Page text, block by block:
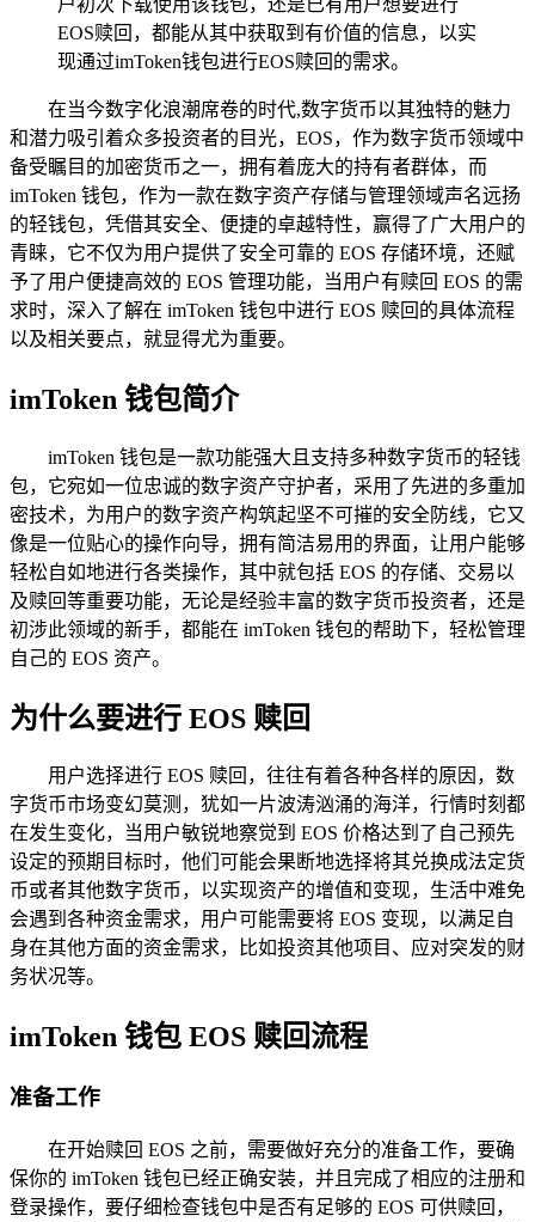
EOS赎回，都能从其中获取到有价值的信息，以实
现通过imToken钱包进行EOS赎回的需求。
在当今数字化浪潮席卷的时代,数字货币以其独特的魅力
和潜力吸引着众多投资者的目光，EOS，作为数字货币领域中
备受瞩目的加密货币之一，拥有着庞大的持有者群体，而
imToken 钱包，作为一款在数字资产存储与管理领域声名远扬
的轻钱包，凭借其安全、便捷的卓越特性，赢得了广大用户的
青睐，它不仅为用户提供了安全可靠的 EOS 存储环境，还赋
予了用户便捷高效的 EOS 管理功能，当用户有赎回 EOS 的需
求时，深入了解在 imToken 钱包中进行 EOS 赎回的具体流程
以及相关要点，就显得尤为重要。
imToken 钱包简介
imToken 钱包是一款功能强大且支持多种数字货币的轻钱
包，它宛如一位忠诚的数字资产守护者，采用了先进的多重加
密技术，为用户的数字资产构筑起坚不可摧的安全防线，它又
像是一位贴心的操作向导，拥有简洁易用的界面，让用户能够
轻松自如地进行各类操作，其中就包括 EOS 的存储、交易以
及赎回等重要功能，无论是经验丰富的数字货币投资者，还是
初涉此领域的新手，都能在 imToken 钱包的帮助下，轻松管理
自己的 EOS 资产。
为什么要进行 EOS 赎回
用户选择进行 EOS 赎回，往往有着各种各样的原因，数
字货币市场变幻莫测，犹如一片波涛汹涌的海洋，行情时刻都
在发生变化，当用户敏锐地察觉到 EOS 价格达到了自己预先
设定的预期目标时，他们可能会果断地选择将其兑换成法定货
币或者其他数字货币，以实现资产的增值和变现，生活中难免
会遇到各种资金需求，用户可能需要将 EOS 变现，以满足自
身在其他方面的资金需求，比如投资其他项目、应对突发的财
务状况等。
imToken 钱包 EOS 赎回流程
准备工作
在开始赎回 EOS 之前，需要做好充分的准备工作，要确
保你的 imToken 钱包已经正确安装，并且完成了相应的注册和
登录操作，要仔细检查钱包中是否有足够的 EOS 可供赎回，